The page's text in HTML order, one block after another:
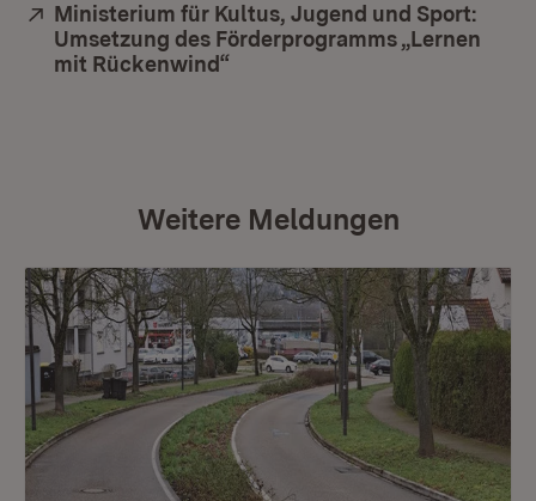
Extern:
Ministerium für Kultus, Jugend und Sport:
Umsetzung des Förderprogramms „Lernen
mit Rückenwind“
Weitere Meldungen